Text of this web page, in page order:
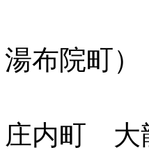
布院町）
庄内町 大